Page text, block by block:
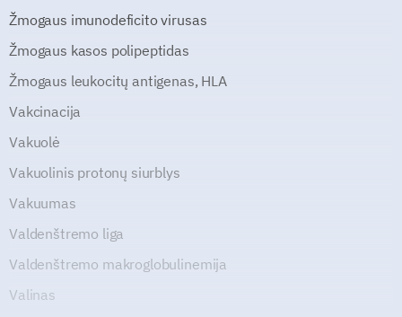
Žmogaus imunodeficito virusas
Žmogaus kasos polipeptidas
Žmogaus leukocitų antigenas, HLA
Vakcinacija
Vakuolė
Vakuolinis protonų siurblys
Vakuumas
Valdenštremo liga
Valdenštremo makroglobulinemija
Valinas